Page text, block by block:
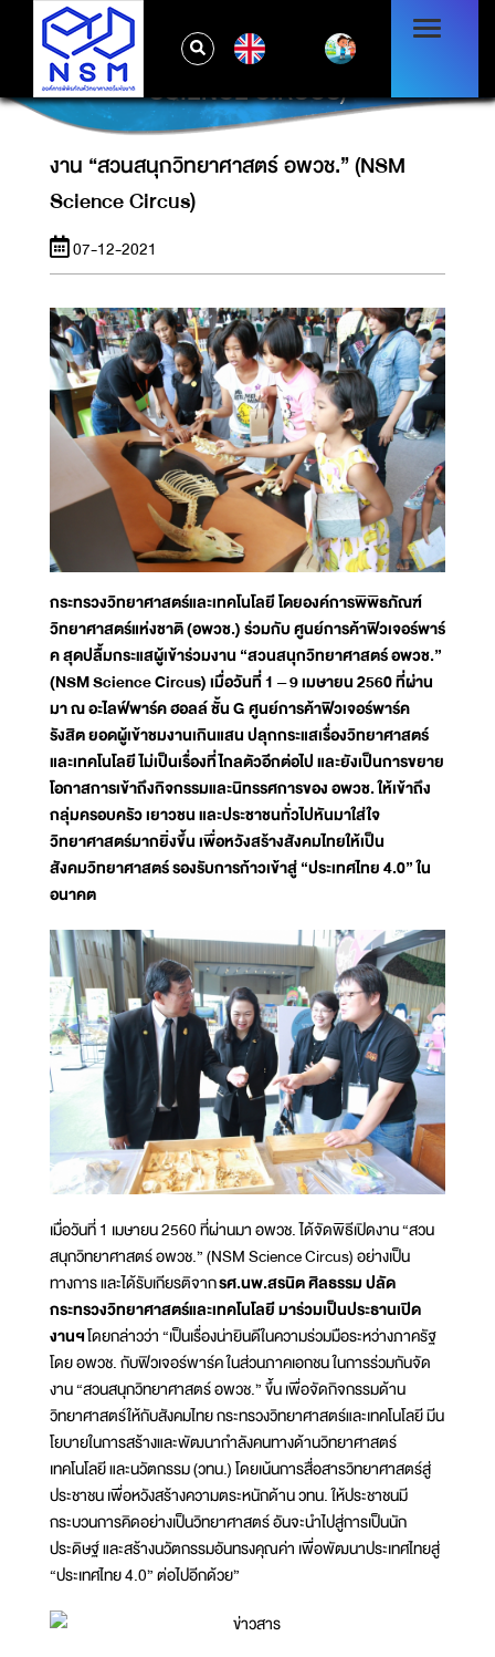
งาน “สวนสนุกวิทยาศาสตร์ อพวช.” (NSM
SCIENCE CIRCUS)
งาน “สวนสนุกวิทยาศาสตร์ อพวช.” (NSM
Science Circus)
07-12-2021
กระทรวงวิทยาศาสตร์และเทคโนโลยี โดยองค์การพิพิธภัณฑ์
วิทยาศาสตร์แห่งชาติ (อพวช.) ร่วมกับ ศูนย์การค้าฟิวเจอร์พาร์
ค สุดปลื้มกระแสผู้เข้าร่วมงาน “สวนสนุกวิทยาศาสตร์ อพวช.”
(NSM Science Circus) เมื่อวันที่ 1 – 9 เมษายน 2560 ที่ผ่าน
มา ณ อะไลฟ์พาร์ค ฮอลล์ ชั้น G ศูนย์การค้าฟิวเจอร์พาร์ค
รังสิต ยอดผู้เข้าชมงานเกินแสน ปลุกกระแสเรื่องวิทยาศาสตร์
และเทคโนโลยี ไม่เป็นเรื่องที่ไกลตัวอีกต่อไป และยังเป็นการขยาย
โอกาสการเข้าถึงกิจกรรมและนิทรรศการของ อพวช. ให้เข้าถึง
กลุ่มครอบครัว เยาวชน และประชาชนทั่วไปหันมาใส่ใจ
วิทยาศาสตร์มากยิ่งขึ้น เพื่อหวังสร้างสังคมไทยให้เป็น
สังคมวิทยาศาสตร์ รองรับการก้าวเข้าสู่ “ประเทศไทย 4.0” ใน
อนาคต
เมื่อวันที่ 1 เมษายน 2560 ที่ผ่านมา อพวช. ได้จัดพิธีเปิดงาน “สวน
สนุกวิทยาศาสตร์ อพวช.” (NSM Science Circus) อย่างเป็น
ทางการ และได้รับเกียรติจากรศ.นพ.สรนิต ศิลธรรม ปลัด
กระทรวงวิทยาศาสตร์และเทคโนโลยี มาร่วมเป็นประธานเปิด
งานฯโดยกล่าวว่า “เป็นเรื่องน่ายินดีในความร่วมมือระหว่างภาครัฐ
โดย อพวช. กับฟิวเจอร์พาร์ค ในส่วนภาคเอกชน ในการร่วมกันจัด
งาน “สวนสนุกวิทยาศาสตร์ อพวช.” ขึ้น เพื่อจัดกิจกรรมด้าน
วิทยาศาสตร์ให้กับสังคมไทย กระทรวงวิทยาศาสตร์และเทคโนโลยี มีน
โยบายในการสร้างและพัฒนากำลังคนทางด้านวิทยาศาสตร์
เทคโนโลยี และนวัตกรรม (วทน.) โดยเน้นการสื่อสารวิทยาศาสตร์สู่
ประชาชน เพื่อหวังสร้างความตระหนักด้าน วทน. ให้ประชาชนมี
กระบวนการคิดอย่างเป็นวิทยาศาสตร์ อันจะนำไปสู่การเป็นนัก
ประดิษฐ์ และสร้างนวัตกรรมอันทรงคุณค่า เพื่อพัฒนาประเทศไทยสู่
“ประเทศไทย 4.0” ต่อไปอีกด้วย”